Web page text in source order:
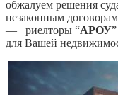
обжалуем решения
незаконным
— риелторы “АРОУ
для Вашей